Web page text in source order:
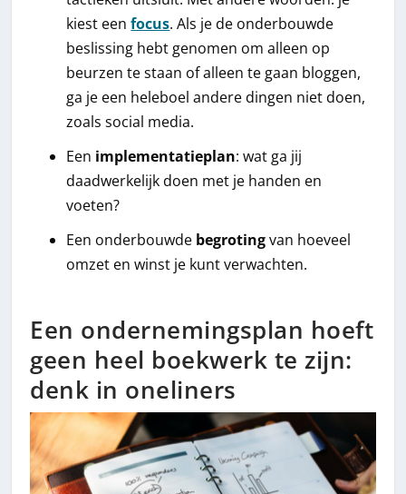
kiest eenfocus. Als je de onderbouwde
beslissing hebt genomen om alleen op
beurzen te staan of alleen te gaan bloggen,
ga je een heleboel andere dingen niet doen,
zoals social media.
Een implementatieplan: wat ga jij
daadwerkelijk doen met je handen en
voeten?
Een onderbouwde begrotingvan hoeveel
omzet en winst je kunt verwachten.
Een ondernemingsplan hoeft
geen heel boekwerk te zijn:
denk in oneliners